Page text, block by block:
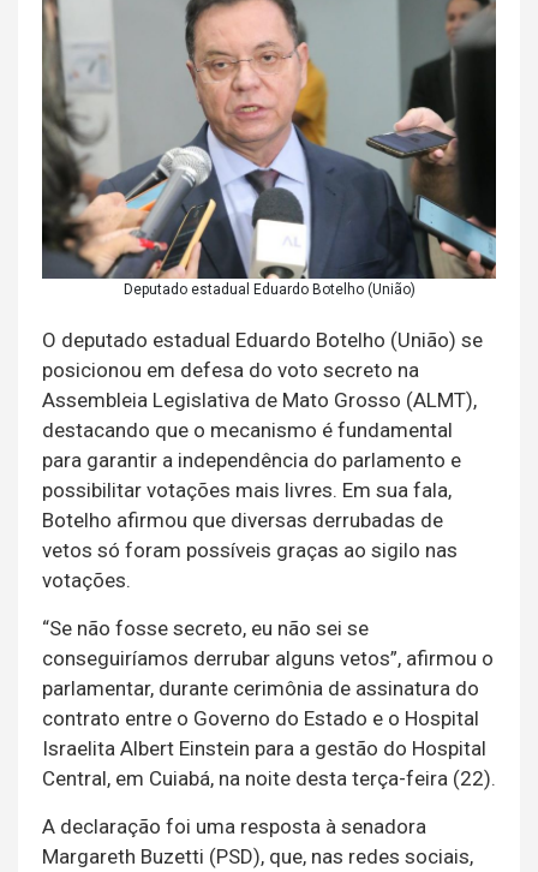
Deputado estadual Eduardo Botelho (União)
O deputado estadual Eduardo Botelho (União) se
posicionou em defesa do voto secreto na
Assembleia Legislativa de Mato Grosso (ALMT),
destacando que o mecanismo é fundamental
para garantir a independência do parlamento e
possibilitar votações mais livres. Em sua fala,
Botelho afirmou que diversas derrubadas de
vetos só foram possíveis graças ao sigilo nas
votações.
“Se não fosse secreto, eu não sei se
conseguiríamos derrubar alguns vetos”, afirmou o
parlamentar, durante cerimônia de assinatura do
contrato entre o Governo do Estado e o Hospital
Israelita Albert Einstein para a gestão do Hospital
Central, em Cuiabá, na noite desta terça-feira (22).
A declaração foi uma resposta à senadora
Margareth Buzetti (PSD), que, nas redes sociais,